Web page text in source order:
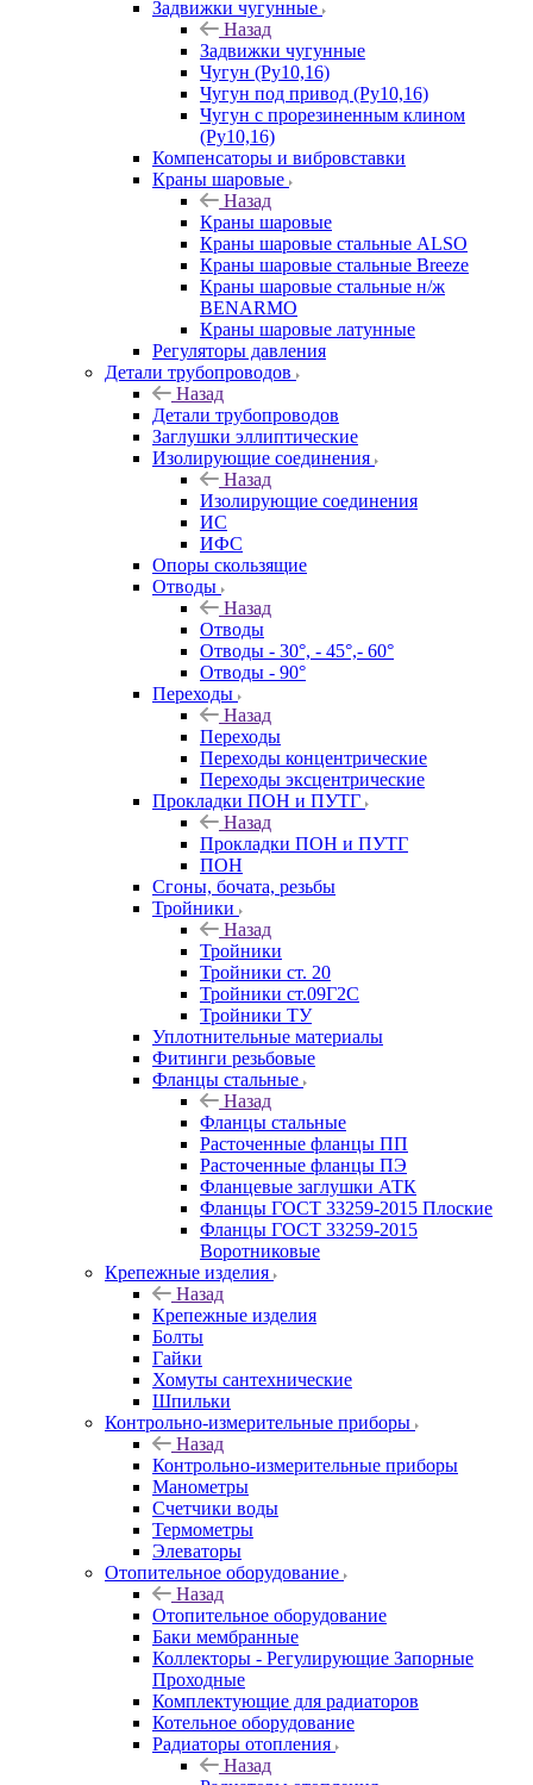
Задвижки чугунные
Назад
Задвижки чугунные
Чугун (Ру10,16)
Чугун под привод (Ру10,16)
Чугун с прорезиненным клином
(Ру10,16)
Компенсаторы и вибровставки
Краны шаровые
Назад
Краны шаровые
Краны шаровые стальные ALSO
Краны шаровые стальные Breeze
Краны шаровые стальные н/ж
BENARMO
Краны шаровые латунные
Регуляторы давления
Детали трубопроводов
Назад
Детали трубопроводов
Заглушки эллиптические
Изолирующие соединения
Назад
Изолирующие соединения
ИС
ИФС
Опоры скользящие
Отводы
Назад
Отводы
Отводы - 30°, - 45°,- 60°
Отводы - 90°
Переходы
Назад
Переходы
Переходы концентрические
Переходы эксцентрические
Прокладки ПОН и ПУТГ
Назад
Прокладки ПОН и ПУТГ
ПОН
Сгоны, бочата, резьбы
Тройники
Назад
Тройники
Тройники ст. 20
Тройники ст.09Г2С
Тройники ТУ
Уплотнительные материалы
Фитинги резьбовые
Фланцы стальные
Назад
Фланцы стальные
Расточенные фланцы ПП
Расточенные фланцы ПЭ
Фланцевые заглушки АТК
Фланцы ГОСТ 33259-2015 Плоские
Фланцы ГОСТ 33259-2015
Воротниковые
Крепежные изделия
Назад
Крепежные изделия
Болты
Гайки
Хомуты сантехнические
Шпильки
Контрольно-измерительные приборы
Назад
Контрольно-измерительные приборы
Манометры
Счетчики воды
Термометры
Элеваторы
Отопительное оборудование
Назад
Отопительное оборудование
Баки мембранные
Коллекторы - Регулирующие Запорные
Проходные
Комплектующие для радиаторов
Котельное оборудование
Радиаторы отопления
Назад